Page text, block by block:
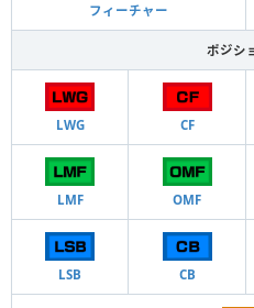
フィーチャー
ポジシ
LWG CF
LMF OMF
LSB CB